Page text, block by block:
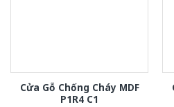
Cửa Gỗ Chống Cháy MDF
P1R4 C1